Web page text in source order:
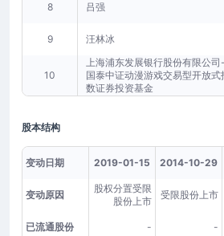
8 吕强
9 汪林冰
10
上海浦东发展银行股份有限公司-
国泰中证动漫游戏交易型开放式
数证券投资基金
股本结构
变动日期 2019-01-15 2014-10-29
变动原因
股权分置受限
股份上市
受限股份上市
已流通股份 - -